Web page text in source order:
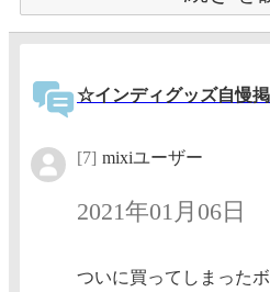
☆インディグッズ自慢
[7] mixiユーザー
2021年01月06日
ついに買ってしまった